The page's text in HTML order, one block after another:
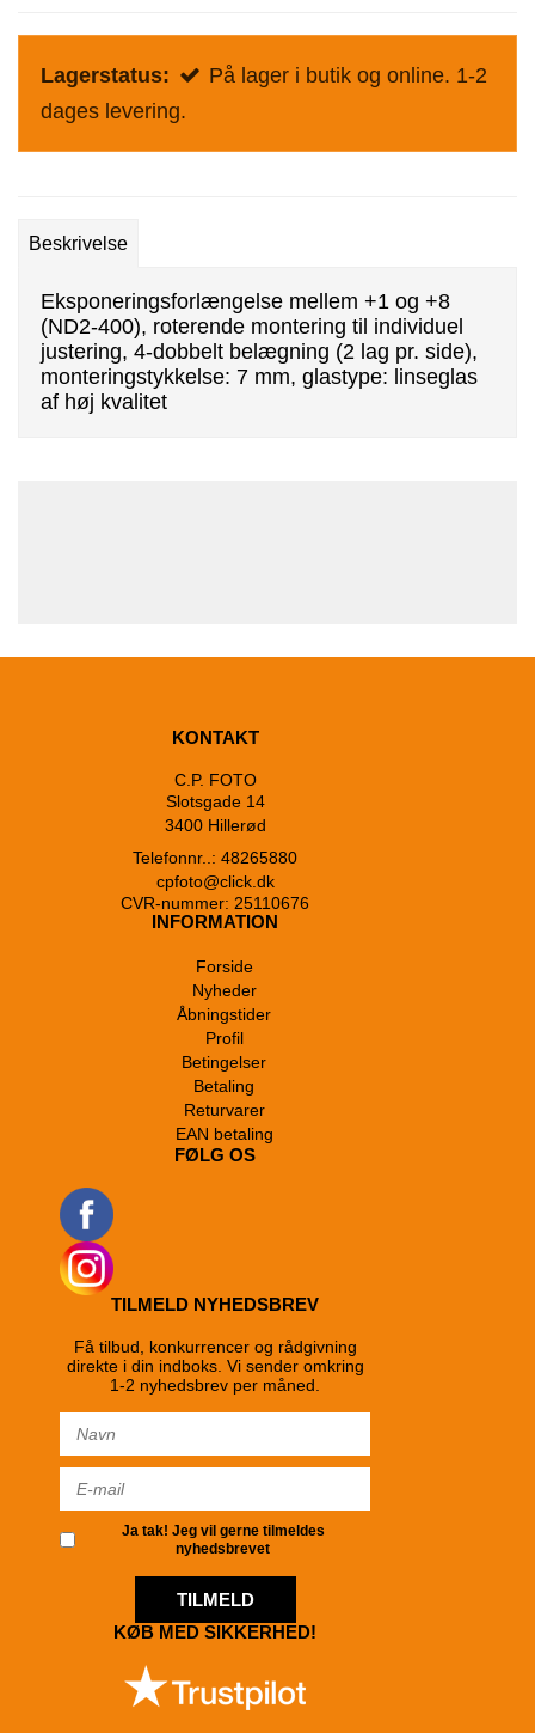
Lagerstatus:
På lager i butik og online. 1-2
dages levering.
Beskrivelse
Eksponeringsforlængelse mellem +1 og +8
(ND2-400), roterende montering til individuel
justering, 4-dobbelt belægning (2 lag pr. side),
monteringstykkelse: 7 mm, glastype: linseglas
af høj kvalitet
KONTAKT
C.P. FOTO
Slotsgade 14
3400 Hillerød
Telefonnr..: 48265880
cpfoto@click.dk
CVR-nummer: 25110676
INFORMATION
Forside
Nyheder
Åbningstider
Profil
Betingelser
Betaling
Returvarer
EAN betaling
FØLG OS
TILMELD NYHEDSBREV
Få tilbud, konkurrencer og rådgivning
direkte i din indboks. Vi sender omkring
1-2 nyhedsbrev per måned.
Ja tak! Jeg vil gerne tilmeldes
nyhedsbrevet
TILMELD
KØB MED SIKKERHED!